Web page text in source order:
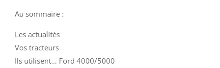
Au sommaire :
Les actualités
Vos tracteurs
Ils utilisent… Ford 4000/5000